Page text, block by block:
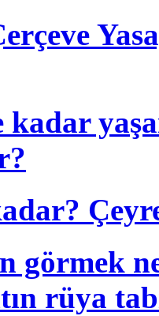
görmek
rüya